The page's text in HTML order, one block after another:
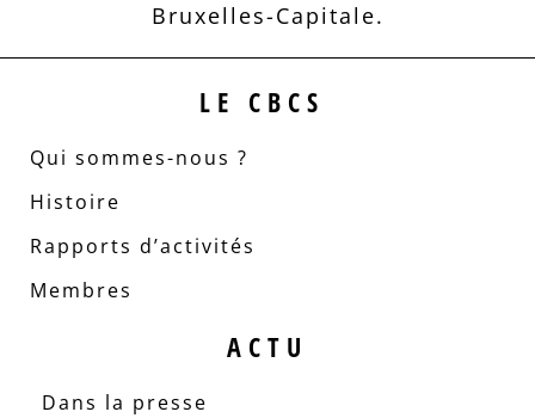
Bruxelles-Capitale.
LE CBCS
Qui sommes-nous ?
Histoire
Rapports d’activités
Membres
ACTU
Dans la presse